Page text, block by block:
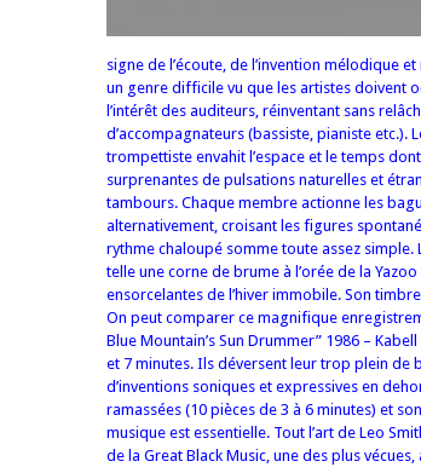
signe de l’écoute, de l’invention mélodique
un genre difficile vu que les artistes doivent
l’intérêt des auditeurs, réinventant sans
d’accompagnateurs (bassiste, pianiste etc.).
trompettiste envahit l’espace et le temps
surprenantes de pulsations naturelles et
tambours. Chaque membre actionne les
alternativement, croisant les figures
rythme chaloupé somme toute assez simple.
telle une corne de brume à l’orée de la
ensorcelantes de l’hiver immobile. Son
On peut comparer ce magnifique
Blue Mountain’s Sun Drummer” 1986 –
et 7 minutes. Ils déversent leur trop plein de
d’inventions soniques et expressives en
ramassées (10 pièces de 3 à 6 minutes) et
musique est essentielle. Tout l’art de Leo
de la Great Black Music, une des plus